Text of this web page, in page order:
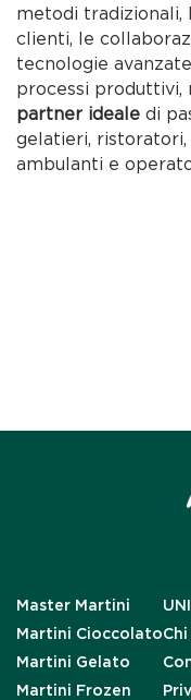
metodi tradizionali,
clienti, le
tecnologie
processi produttivi,
partner ideale di
gelatieri,
ambulanti e
Master Martini
Martini Cioccolato
Martini Gelato
Martini Frozen